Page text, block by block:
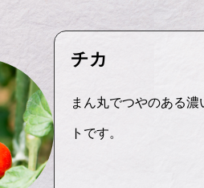
チカ
まん丸でつやのある
トです。